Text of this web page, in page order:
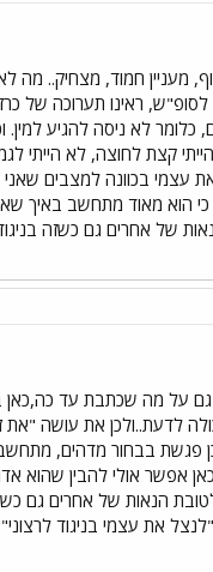
מפגש במוזיאון ת"א. שם פגשתי אותו, בחור מדהים, בן 24,
כלומר לא ניסה להגיע
קצת לחוצה, לא הייתי
עצמי בכוונה למצבים
הוא מאוד מתחשב באיך
של אחרים גם כשזה בניגוד
גם על מה שכתבת עד
לדעת..ולכן את עושה
פגשת בבחור מדהים,
אולי להבין שהוא אדם
הנאות של אחרים גם
את עצמי בניגוד לרצוני"?